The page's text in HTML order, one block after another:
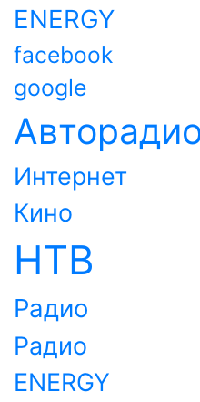
ENERGY
facebook
google
Интернет
Кино
НТВ
Радио
Радио
ENERGY